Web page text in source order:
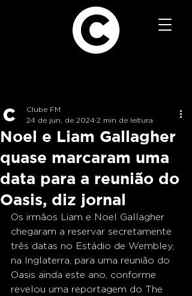
Noel e Liam Gallagher
quase marcaram uma
data para a reunião do
Oasis, diz jornal
Clube FM
24 de jun. de 2024 2 min de leitura
Os irmãos Liam e Noel Gallagher
chegaram a reservar secretamente
três datas no Estádio de Wembley,
na Inglaterra, para uma reunião do
Oasis ainda este ano, conforme
revelou uma reportagem do The